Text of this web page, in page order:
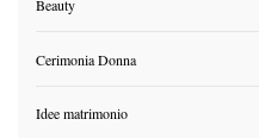
Beauty
Cerimonia Donna
Idee matrimonio